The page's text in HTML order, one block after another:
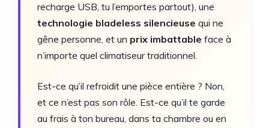
recharge USB, tu l’emportes partout), une
technologie bladeless silencieuse qui ne
gêne personne, et un prix imbattable face à
n’importe quel climatiseur traditionnel.
Est-ce qu’il refroidit une pièce entière ? Non,
et ce n’est pas son rôle. Est-ce qu’il te garde
au frais à ton bureau, dans ta chambre ou en